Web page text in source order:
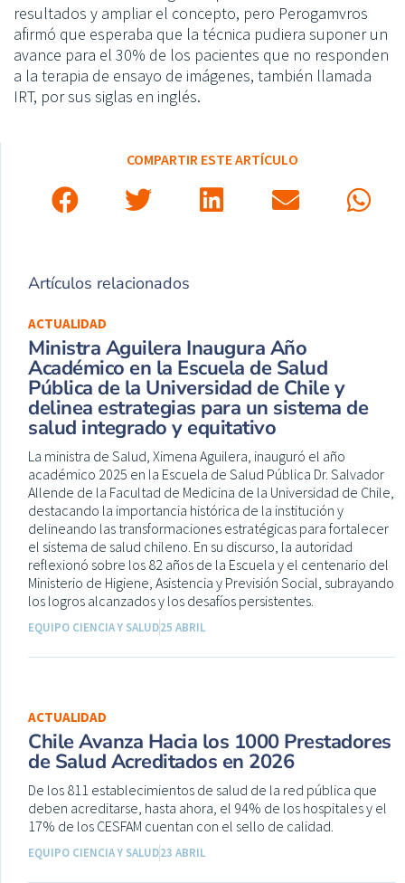
resultados y ampliar el concepto, pero Perogamvros
afirmó que esperaba que la técnica pudiera suponer un
avance para el 30% de los pacientes que no responden
a la terapia de ensayo de imágenes, también llamada
IRT, por sus siglas en inglés.
COMPARTIR ESTE ARTÍCULO
Artículos relacionados
ACTUALIDAD
Ministra Aguilera Inaugura Año
Académico en la Escuela de Salud
Pública de la Universidad de Chile y
delinea estrategias para un sistema de
salud integrado y equitativo
La ministra de Salud, Ximena Aguilera, inauguró el año
académico 2025 en la Escuela de Salud Pública Dr. Salvador
Allende de la Facultad de Medicina de la Universidad de Chile,
destacando la importancia histórica de la institución y
delineando las transformaciones estratégicas para fortalecer
el sistema de salud chileno. En su discurso, la autoridad
reflexionó sobre los 82 años de la Escuela y el centenario del
Ministerio de Higiene, Asistencia y Previsión Social, subrayando
los logros alcanzados y los desafíos persistentes.
EQUIPO CIENCIA Y SALUD25 ABRIL
ACTUALIDAD
Chile Avanza Hacia los 1000 Prestadores
de Salud Acreditados en 2026
De los 811 establecimientos de salud de la red pública que
deben acreditarse, hasta ahora, el 94% de los hospitales y el
17% de los CESFAM cuentan con el sello de calidad.
EQUIPO CIENCIA Y SALUD23 ABRIL